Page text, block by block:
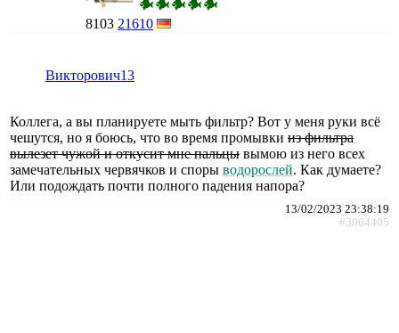
8103 21610
Викторович13
Коллега, а вы планируете мыть фильтр? Вот у меня руки всё
чешутся, но я боюсь, что во время промывки из фильтра
вылезет чужой и откусит мне пальцы вымою из него всех
замечательных червячков и споры водорослей. Как думаете?
Или подождать почти полного падения напора?
13/02/2023 23:38:19
#3064405